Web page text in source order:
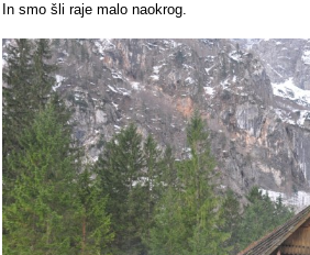
In smo šli raje malo naokrog.